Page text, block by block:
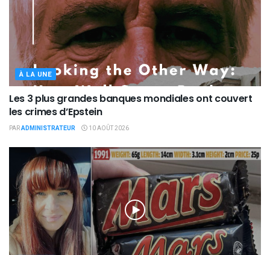
À LA UNE
Les 3 plus grandes banques mondiales ont couvert
les crimes d’Epstein
PARADMINISTRATEUR 10 AOÛT 2026